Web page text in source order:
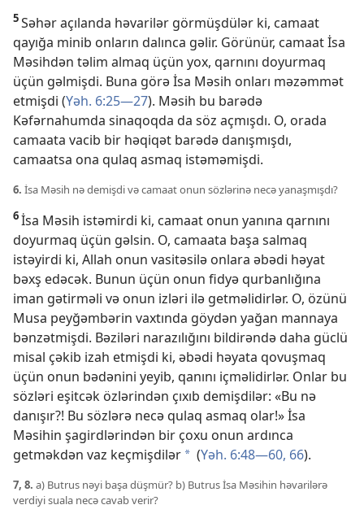
5Səhər açılanda həvarilər görmüşdülər ki, camaat
qayığa minib onların dalınca gəlir. Görünür, camaat İsa
Məsihdən təlim almaq üçün yox, qarnını doyurmaq
üçün gəlmişdi. Buna görə İsa Məsih onları məzəmmət
etmişdi (Yəh. 6:25—27). Məsih bu barədə
Kəfərnahumda sinaqoqda da söz açmışdı. O, orada
camaata vacib bir həqiqət barədə danışmışdı,
camaatsa ona qulaq asmaq istəməmişdi.
6. İsa Məsih nə demişdi və camaat onun sözlərinə necə yanaşmışdı?
6İsa Məsih istəmirdi ki, camaat onun yanına qarnını
doyurmaq üçün gəlsin. O, camaata başa salmaq
istəyirdi ki, Allah onun vasitəsilə onlara əbədi həyat
bəxş edəcək. Bunun üçün onun fidyə qurbanlığına
iman gətirməli və onun izləri ilə getməlidirlər. O, özünü
Musa peyğəmbərin vaxtında göydən yağan mannaya
bənzətmişdi. Bəziləri narazılığını bildirəndə daha güclü
misal çəkib izah etmişdi ki, əbədi həyata qovuşmaq
üçün onun bədənini yeyib, qanını içməlidirlər. Onlar bu
sözləri eşitcək özlərindən çıxıb demişdilər: «Bu nə
danışır?! Bu sözlərə necə qulaq asmaq olar!» İsa
Məsihin şagirdlərindən bir çoxu onun ardınca
getməkdən vaz keçmişdilər * (Yəh. 6:48—60, 66).
7, 8. a) Butrus nəyi başa düşmür? b) Butrus İsa Məsihin həvarilərə
verdiyi suala necə cavab verir?